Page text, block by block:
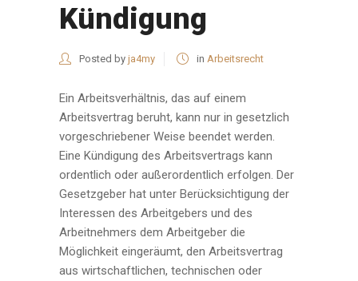
Kündigung
Posted by ja4my in Arbeitsrecht
Ein Arbeitsverhältnis, das auf einem
Arbeitsvertrag beruht, kann nur in gesetzlich
vorgeschriebener Weise beendet werden.
Eine Kündigung des Arbeitsvertrags kann
ordentlich oder außerordentlich erfolgen. Der
Gesetzgeber hat unter Berücksichtigung der
Interessen des Arbeitgebers und des
Arbeitnehmers dem Arbeitgeber die
Möglichkeit eingeräumt, den Arbeitsvertrag
aus wirtschaftlichen, technischen oder